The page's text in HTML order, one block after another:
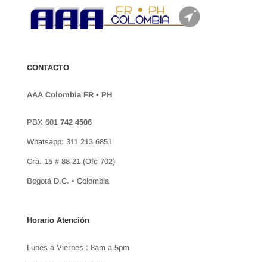
CONTACTO
AAA Colombia FR • PH
PBX 601 742 4506
Whatsapp: 311 213 6851
Cra. 15 # 88-21 (Ofc 702)
Bogotá D.C. • Colombia
Horario Atención
Lunes a Viernes : 8am a 5pm